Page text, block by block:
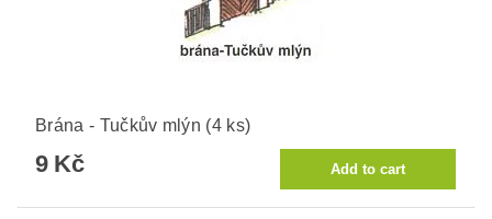
Brána - Tučkův mlýn (4 ks)
9 Kč